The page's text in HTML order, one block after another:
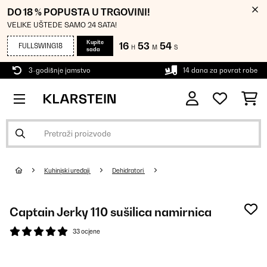
DO 18 % POPUSTA U TRGOVINI!
VELIKE UŠTEDE SAMO 24 SATA!
FULLSWING18
Kupite
sada
16 H 53 M 54 S
3-godišnje jamstvo 14 dana za povrat robe
Kuhinjski uređaji Dehidratori
Captain Jerky 110 sušilica namirnica
33 ocjene